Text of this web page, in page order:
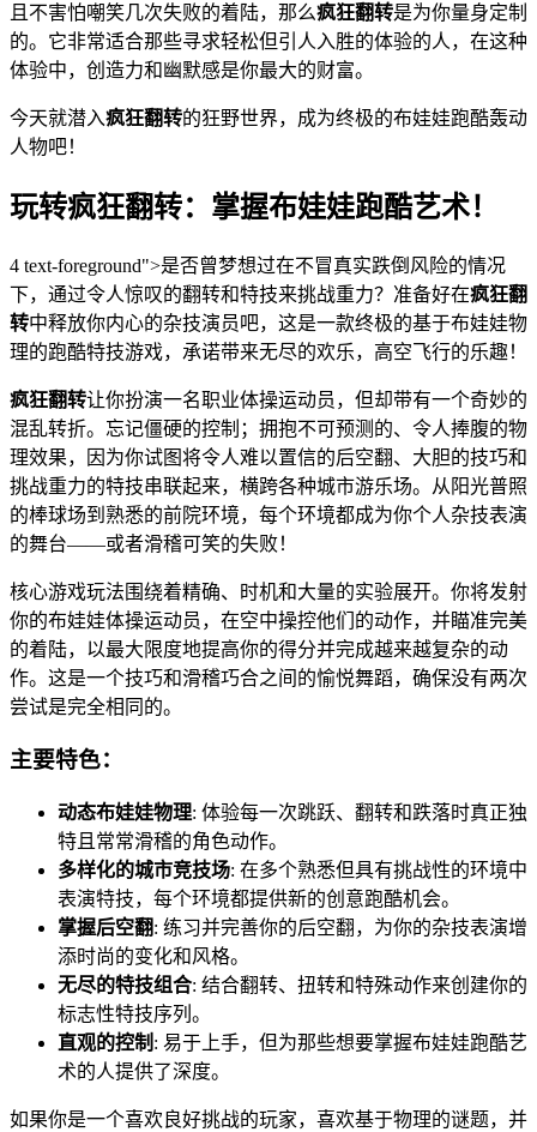
且不害怕嘲笑几次失败的着陆，那么疯狂翻转是为你量身定制
的。它非常适合那些寻求轻松但引人入胜的体验的人，在这种
体验中，创造力和幽默感是你最大的财富。
今天就潜入疯狂翻转的狂野世界，成为终极的布娃娃跑酷轰动
人物吧！
玩转疯狂翻转：掌握布娃娃跑酷艺术！
4 text-foreground">是否曾梦想过在不冒真实跌倒风险的情况
下，通过令人惊叹的翻转和特技来挑战重力？准备好在疯狂翻
转中释放你内心的杂技演员吧，这是一款终极的基于布娃娃物
理的跑酷特技游戏，承诺带来无尽的欢乐，高空飞行的乐趣！
疯狂翻转让你扮演一名职业体操运动员，但却带有一个奇妙的
混乱转折。忘记僵硬的控制；拥抱不可预测的、令人捧腹的物
理效果，因为你试图将令人难以置信的后空翻、大胆的技巧和
挑战重力的特技串联起来，横跨各种城市游乐场。从阳光普照
的棒球场到熟悉的前院环境，每个环境都成为你个人杂技表演
的舞台——或者滑稽可笑的失败！
核心游戏玩法围绕着精确、时机和大量的实验展开。你将发射
你的布娃娃体操运动员，在空中操控他们的动作，并瞄准完美
的着陆，以最大限度地提高你的得分并完成越来越复杂的动
作。这是一个技巧和滑稽巧合之间的愉悦舞蹈，确保没有两次
尝试是完全相同的。
主要特色：
动态布娃娃物理: 体验每一次跳跃、翻转和跌落时真正独
特且常常滑稽的角色动作。
多样化的城市竞技场: 在多个熟悉但具有挑战性的环境中
表演特技，每个环境都提供新的创意跑酷机会。
掌握后空翻: 练习并完善你的后空翻，为你的杂技表演增
添时尚的变化和风格。
无尽的特技组合: 结合翻转、扭转和特殊动作来创建你的
标志性特技序列。
直观的控制 : 易于上手，但为那些想要掌握布娃娃跑酷艺
术的人提供了深度。
如果你是一个喜欢良好挑战的玩家，喜欢基于物理的谜题，并